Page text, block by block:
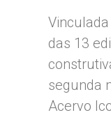
das 13
segunda
Acervo